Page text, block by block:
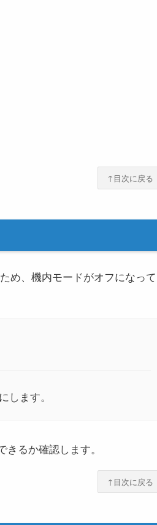
↑目次に戻る
め、機内モードがオフになって
ます。
るか確認します。
↑目次に戻る